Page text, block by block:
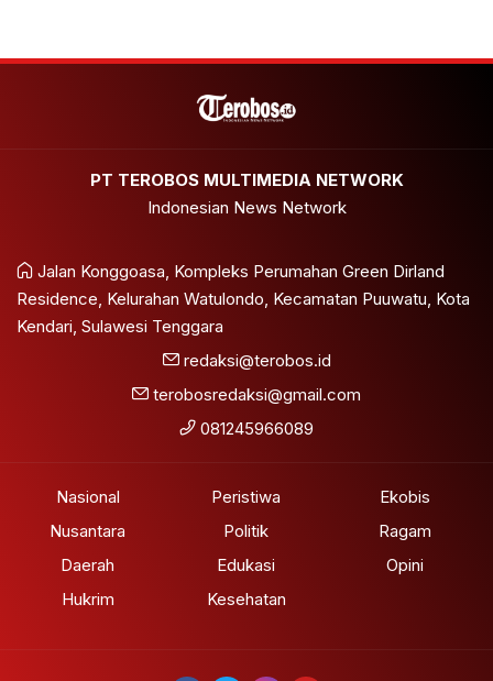
PT TEROBOS MULTIMEDIA NETWORK
Indonesian News Network
Jalan Konggoasa, Kompleks Perumahan Green Dirland
Residence, Kelurahan Watulondo, Kecamatan Puuwatu, Kota
Kendari, Sulawesi Tenggara
redaksi@terobos.id
terobosredaksi@gmail.com
081245966089
Nasional
Nusantara
Daerah
Hukrim
Peristiwa
Politik
Edukasi
Kesehatan
Ekobis
Ragam
Opini